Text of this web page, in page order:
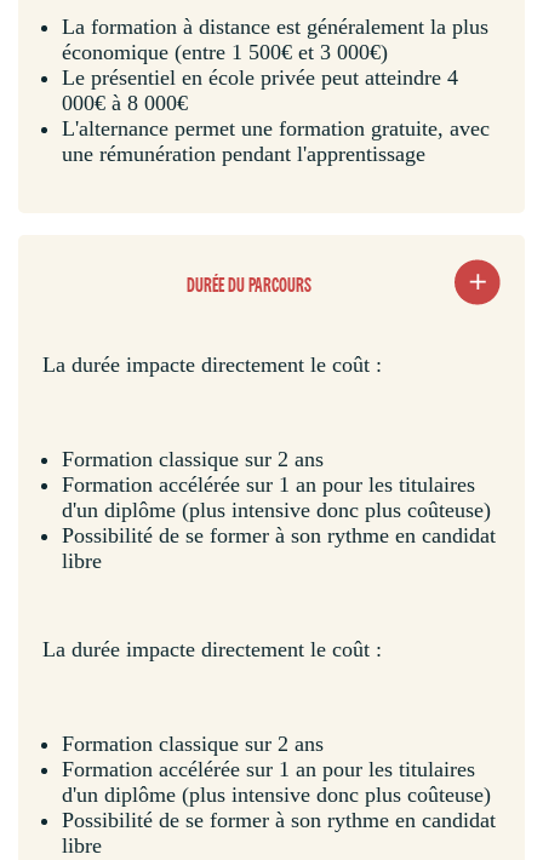
La formation à distance est généralement la plus
économique (entre 1 500€ et 3 000€)
Le présentiel en école privée peut atteindre 4
000€ à 8 000€
L'alternance permet une formation gratuite, avec
une rémunération pendant l'apprentissage
DURÉE DU PARCOURS
La durée impacte directement le coût :
Formation classique sur 2 ans
Formation accélérée sur 1 an pour les titulaires
d'un diplôme (plus intensive donc plus coûteuse)
Possibilité de se former à son rythme en candidat
libre
La durée impacte directement le coût :
Formation classique sur 2 ans
Formation accélérée sur 1 an pour les titulaires
d'un diplôme (plus intensive donc plus coûteuse)
Possibilité de se former à son rythme en candidat
libre